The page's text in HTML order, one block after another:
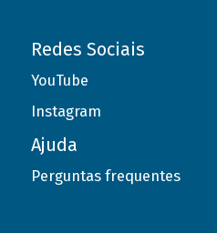
Redes Sociais
YouTube
Instagram
Ajuda
Perguntas frequentes